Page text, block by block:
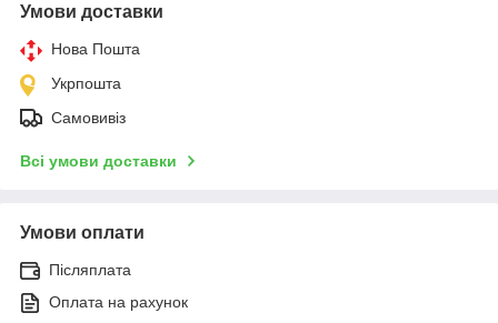
Умови доставки
Нова Пошта
Укрпошта
Самовивіз
Всі умови доставки
Умови оплати
Післяплата
Оплата на рахунок